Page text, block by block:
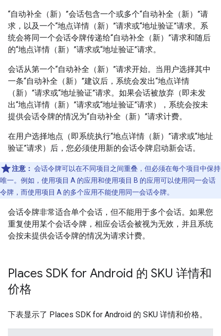
“自动补全（新）”会话包含一个或多个“自动补全（新）”请
求，以及一个“地点详情（新）”请求或“地址验证”请求。系
统会将同一个会话令牌传递给“自动补全（新）”请求和随后
的“地点详情（新）”请求或“地址验证”请求。
会话从第一个“自动补全（新）”请求开始。当用户选择其中
一条“自动补全（新）”建议后，系统会发出“地点详情
（新）”请求或“地址验证”请求。如果会话被放弃（即未发
出“地点详情（新）”请求或“地址验证”请求），系统会按未
提供会话令牌的情况为“自动补全（新）”请求计费。
在用户选择地点（即系统执行“地点详情（新）”请求或“地址
验证”请求）后，您必须使用新的会话令牌启动新会话。
注意： 会话令牌可以在不同项目之间重叠，但必须在每个项目中保持
唯一。例如，使用项目 A 的应用和使用项目 B 的应用可以使用同一会话
令牌，而使用项目 A 的多个应用不能使用同一会话令牌。
会话令牌非常适合单个会话，但不能用于多个会话。如果您
重复使用某个会话令牌，相应会话会被视为无效，并且系统
会按未提供会话令牌的情况为请求计费。
Places SDK for Android 的 SKU 详情和
价格
下表显示了 Places SDK for Android 的 SKU 详情和价格。